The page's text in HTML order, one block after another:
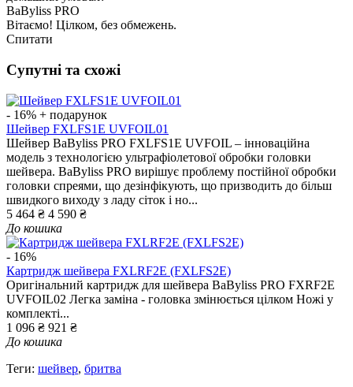
BaByliss PRO
Вітаємо! Цілком, без обмежень.
Спитати
Супутні та схожі
- 16% + подарунок
Шейвер FXLFS1E UVFOIL01
Шейвер BaByliss PRO FXLFS1E UVFOIL – інноваційна
модель з технологією ультрафіолетової обробки головки
шейвера. BaByliss PRO вирішує проблему постійної обробки
головки спреями, що дезінфікують, що призводить до більш
швидкого виходу з ладу сіток і но...
5 464 ₴ 4 590 ₴
До кошика
- 16%
Картридж шейвера FXLRF2E (FXLFS2E)
Оригінальний картридж для шейвера BaByliss PRO FXRF2E
UVFOIL02 Легка заміна - головка змінюється цілком Ножі у
комплекті...
1 096 ₴ 921 ₴
До кошика
Теги: шейвер, бритва